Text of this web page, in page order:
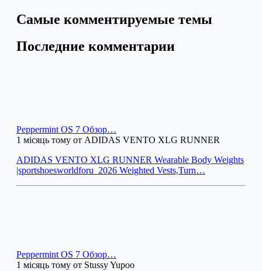
Самые комментируемые темы
Последние комментарии
Peppermint OS 7 Обзор…
1 місяць тому от ADIDAS VENTO XLG RUNNER
ADIDAS VENTO XLG RUNNER Wearable Body Weights
|sportshoesworldforu_2026 Weighted Vests,Turn…
Peppermint OS 7 Обзор…
1 місяць тому от Stussy Yupoo